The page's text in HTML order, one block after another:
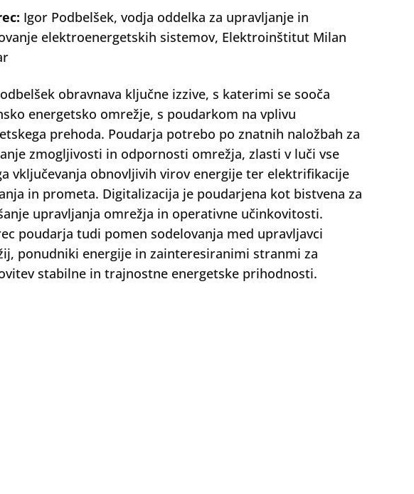
Igor Podbelšek, vodja oddelka za upravljanje in
elektroenergetskih sistemov, Elektroinštitut Milan
obravnava ključne izzive, s katerimi se sooča
energetsko omrežje, s poudarkom na vplivu
prehoda. Poudarja potrebo po znatnih naložbah za
zmogljivosti in odpornosti omrežja, zlasti v luči vse
vključevanja obnovljivih virov energije ter elektrifikacije
in prometa. Digitalizacija je poudarjena kot bistvena za
upravljanja omrežja in operativne učinkovitosti.
poudarja tudi pomen sodelovanja med upravljavci
ponudniki energije in zainteresiranimi stranmi za
stabilne in trajnostne energetske prihodnosti.